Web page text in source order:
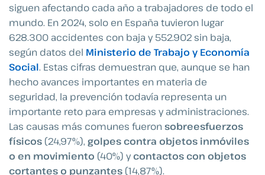
siguen afectando cada año a trabajadores de todo el
mundo. En 2024, solo en España tuvieron lugar
628.300 accidentes con baja y 552.902 sin baja,
según datos del Ministerio de Trabajo y Economía
Social. Estas cifras demuestran que, aunque se han
hecho avances importantes en materia de
seguridad, la prevención todavía representa un
importante reto para empresas y administraciones.
Las causas más comunes fueronsobreesfuerzos
físicos (24,97%), golpes contra objetos inmóviles
o en movimiento (40%) ycontactos con objetos
cortantes o punzantes (14,87%).